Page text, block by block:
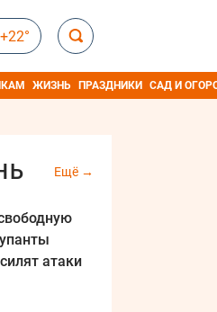
+22°
ЖИЗНЬ ПРАЗДНИКИ САД И
Ещё
атаки